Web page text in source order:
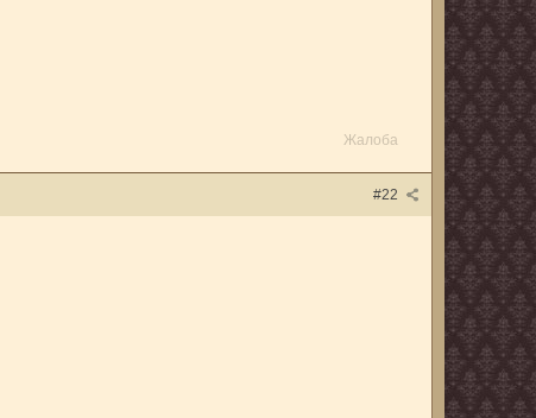
Жалоба
#22